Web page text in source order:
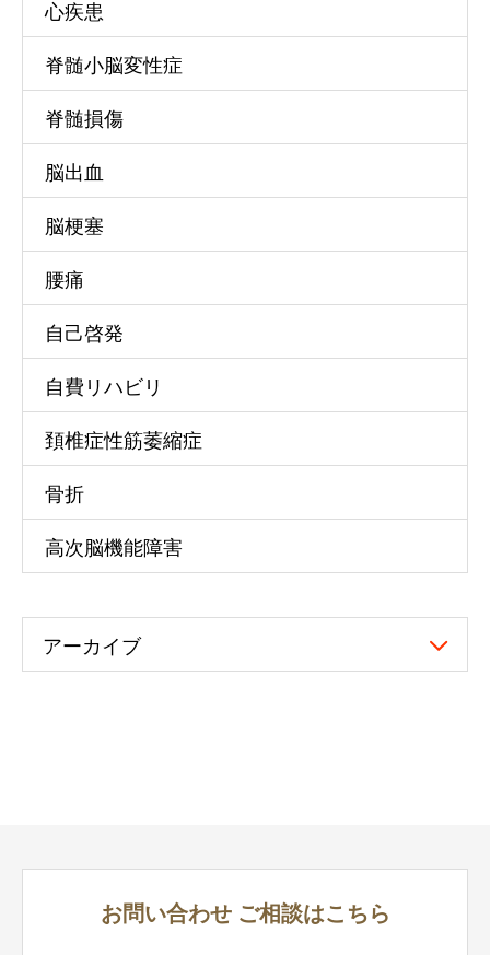
心疾患
脊髄小脳変性症
脊髄損傷
脳出血
脳梗塞
腰痛
自己啓発
自費リハビリ
頚椎症性筋萎縮症
骨折
高次脳機能障害
アーカイブ
お問い合わせご相談はこちら